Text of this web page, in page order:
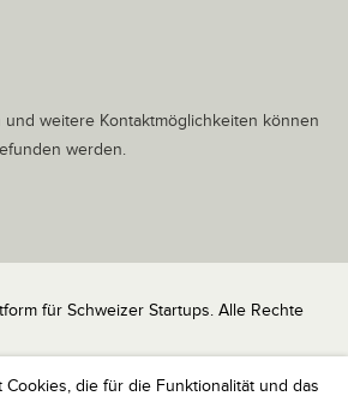
die für die Funktionalität und das
weitere Kontaktmöglichkeiten können
werden.
für Schweizer Startups. Alle Rechte